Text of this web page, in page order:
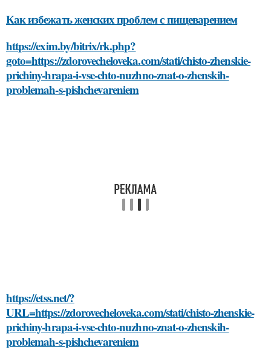
Как избежать женских проблем с пищеварением
https://exim.by/bitrix/rk.php?
goto=https://zdorovecheloveka.com/stati/chisto-zhenskie-
prichiny-hrapa-i-vse-chto-nuzhno-znat-o-zhenskih-
problemah-s-pishchevareniem
https://etss.net/?
URL=https://zdorovecheloveka.com/stati/chisto-zhenskie-
prichiny-hrapa-i-vse-chto-nuzhno-znat-o-zhenskih-
problemah-s-pishchevareniem